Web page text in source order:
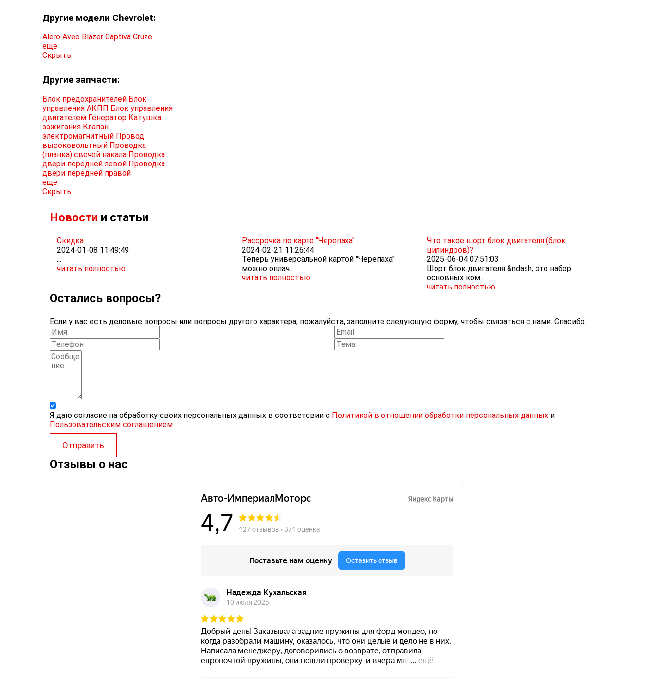
Другие модели Chevrolet:
Alero Aveo Blazer Captiva Cruze
еще
Скрыть
Другие запчасти:
Блок предохранителей Блок
управления АКПП Блок управления
двигателем Генератор Катушка
зажигания Клапан
электромагнитный Провод
высоковольтный Проводка
(планка) свечей накала Проводка
двери передней левой Проводка
двери передней правой
еще
Скрыть
Новости и статьи
Скидка
2024-01-08 11:49:49
...
читать полностью
Рассрочка по карте "Черепаха"
2024-02-21 11:26:44
Теперь универсальной картой "Черепаха"
можно оплач...
читать полностью
Что такое шорт блок двигателя (блок
цилиндров)?
2025-06-04 07:51:03
Шорт блок двигателя &ndash; это набор
основных ком...
читать полностью
Остались вопросы?
Если у вас есть деловые вопросы или вопросы другого характера, пожалуйста, заполните следующую форму, чтобы связаться с нами. Спасибо.
Я даю согласие на обработку своих персональных данных в соответсвии с Политикой в отношении обработки персональных данных и
Пользовательским соглашением
Отправить
Отзывы о нас